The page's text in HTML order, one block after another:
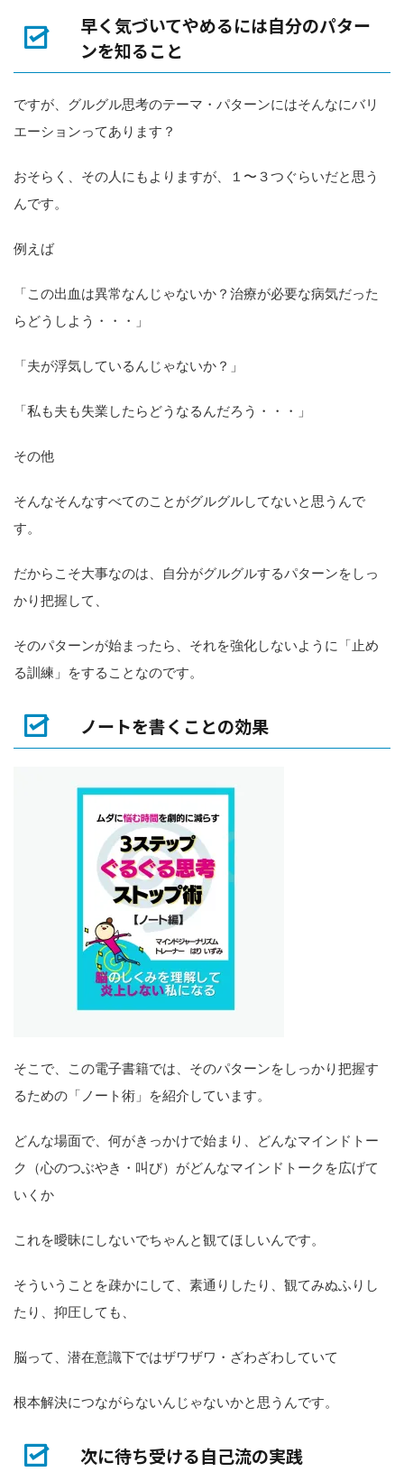
早く気づいてやめるには自分のパター
ンを知ること
ですが、グルグル思考のテーマ・パターンにはそんなにバリ
エーションってあります？
おそらく、その人にもよりますが、１〜３つぐらいだと思う
んです。
例えば
「この出血は異常なんじゃないか？治療が必要な病気だった
らどうしよう・・・」
「夫が浮気しているんじゃないか？」
「私も夫も失業したらどうなるんだろう・・・」
その他
そんなそんなすべてのことがグルグルしてないと思うんで
す。
だからこそ大事なのは、自分がグルグルするパターンをしっ
かり把握して、
そのパターンが始まったら、それを強化しないように「止め
る訓練」をすることなのです。
ノートを書くことの効果
そこで、この電子書籍では、そのパターンをしっかり把握す
るための「ノート術」を紹介しています。
どんな場面で、何がきっかけで始まり、どんなマインドトー
ク（心のつぶやき・叫び）がどんなマインドトークを広げて
いくか
これを曖昧にしないでちゃんと観てほしいんです。
そういうことを疎かにして、素通りしたり、観てみぬふりし
たり、抑圧しても、
脳って、潜在意識下ではザワザワ・ざわざわしていて
根本解決につながらないんじゃないかと思うんです。
次に待ち受ける自己流の実践